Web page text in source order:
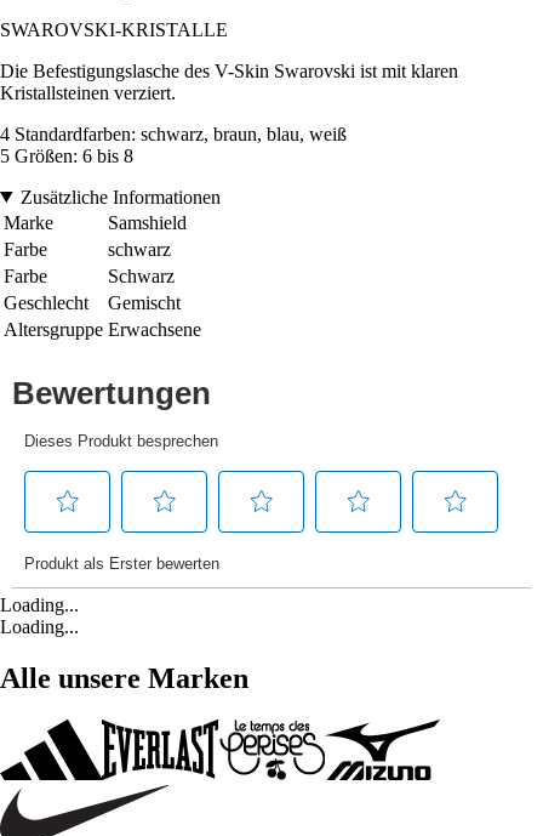
SWAROVSKI-KRISTALLE
Die Befestigungslasche des V-Skin Swarovski ist mit klaren
Kristallsteinen verziert.
4 Standardfarben: schwarz, braun, blau, weiß
5 Größen: 6 bis 8
Zusätzliche Informationen
Marke
Samshield
Farbe
schwarz
Farbe
Schwarz
Geschlecht
Gemischt
Altersgruppe Erwachsene
Loading...
Loading...
Alle unsere Marken